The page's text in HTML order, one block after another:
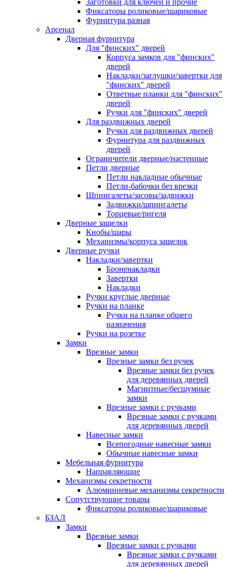
Заготовки для ключей и прочие
Фиксаторы роликовые/шариковые
Фурнитура разная
Арсенал
Дверная фурнитура
Для "финских" дверей
Корпуса замков для "финских"
дверей
Накладки/заглушки/завертки для
"финских" дверей
Ответные планки для "финских"
дверей
Ручки для "финских" дверей
Для раздвижных дверей
Ручки для раздвижных дверей
Фурнитура для раздвижных
дверей
Ограничители дверные/настенные
Петли дверные
Петли накладные обычные
Петли-бабочки без врезки
Шпингалеты/засовы/задвижки
Задвижки/шпингалеты
Торцевые/ригеля
Дверные защелки
Кнобы/шары
Механизмы/корпуса защелок
Дверные ручки
Накладки/завертки
Броненакладки
Завертки
Накладки
Ручки круглые дверные
Ручки на планке
Ручки на планке общего
назначения
Ручки на розетке
Замки
Врезные замки
Врезные замки без ручек
Врезные замки без ручек
для деревянных дверей
Магнитные/бесшумные
замки
Врезные замки с ручками
Врезные замки с ручками
для деревянных дверей
Навесные замки
Всепогодные навесные замки
Обычные навесные замки
Мебельная фурнитура
Направляющие
Механизмы секретности
Алюминиевые механизмы секретности
Сопутствующие товары
Фиксаторы роликовые/шариковые
БЗАЛ
Замки
Врезные замки
Врезные замки с ручками
Врезные замки с ручками
для деревянных дверей